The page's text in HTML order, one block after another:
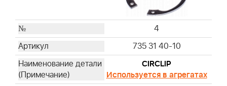
4
735 31 40-10
CIRCLIP
Используется в агрегатах